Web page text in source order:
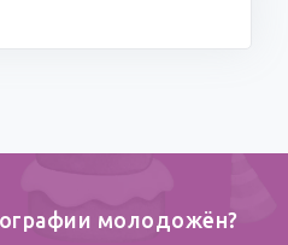
молодожён?